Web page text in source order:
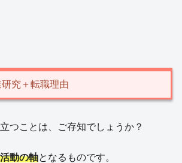
究＋転職理由
つことは、ご存知でしょうか？
動の軸となるものです。